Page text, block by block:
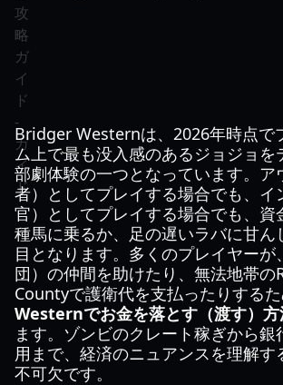
Bridger Westernは、2026年時点で
ム上で最も没入感のあるジョジョを
部劇体験の一つとなっています。ア
者）としてプレイする場合でも、イ
官）としてプレイする場合でも、資
種馬に乗るか、足の遅いラバに甘ん
目となります。多くのプレイヤーが
団）の仲間を助けたり、無法地帯の
Countyで護衛代を支払ったりするた
Westernでお金を落とす（渡す）方
ます。ゾンビのクレート稼ぎから銀
用まで、経済のニュアンスを理解す
不可欠です。